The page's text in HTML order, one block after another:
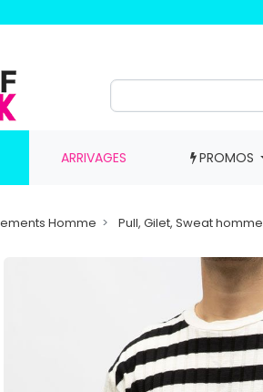
ARRIVAGES PROMOS
Homme Pull, Gilet, Sweat homme